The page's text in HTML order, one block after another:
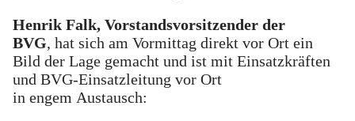
Henrik Falk, Vorstandsvorsitzender der
BVG, hat sich am Vormittag direkt vor Ort ein
Bild der Lage gemacht und ist mit Einsatzkräften
und BVG-Einsatzleitung vor Ort
in engem Austausch: